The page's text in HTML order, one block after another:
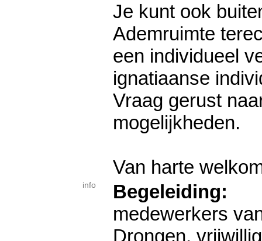
Je kunt ook
Ademruimte
een individueel
ignatiaanse
Vraag gerust
mogelijkheden.
Van harte
info
Begeleiding:
medewerkers
Drongen,